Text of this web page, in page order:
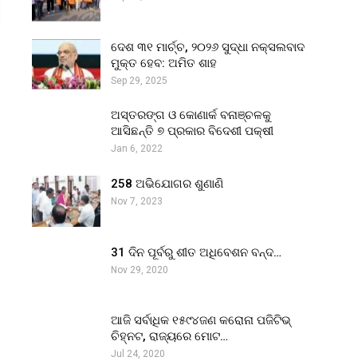
ଦେଶ ୩୧ ମାର୍ଚ୍ଚ, ୨୦୨୬ ସୁଦ୍ଧା ନକ୍ସଲବାଦ
ମୁକ୍ତ ହେବ: ଅମିତ ଶାହ
Sep 29, 2025
ଅସ୍ତରଙ୍ଗ ଓ କୋଣାର୍କ ବନାଞ୍ଚଳକୁ
ଆସିଛନ୍ତି ୭ ପ୍ରକାର ବିଦେଶୀ ପକ୍ଷୀ
Jan 6, 2022
258 ଅଭିଯୋଗର ଶୁଣାଣି
Nov 7, 2023
31 ଦିନ ପୂର୍ବରୁ ଶୀତ ଅଧିବେଶନ ବନ୍ଦ…
Nov 29, 2020
ଆଜି ସର୍ବାଧିକ ୧୫୯୪ଜଣ କରୋନା ପଜିଟିଭ୍
ଚିହ୍ନଟ, ରାଜ୍ୟରେ ମୋଟ…
Jul 24, 2020